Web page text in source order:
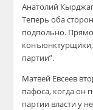
Анатолий
Теперь оба
подпольно.
конъюнктурщики,
партии”.
Матвей Евсеев
пафоса, когда он
партии власти у